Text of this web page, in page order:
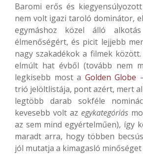
Baromi erős és
nem volt igazi taroló dominátor,
egymáshoz közel álló
élmenőségért, és picit lejjebb
nagy szakadékok a filmek
elmúlt hat évből (tovább nem
legkisebb most a Golden Globe
trió jelöltlistája, pont azért, mert
legtöbb darab sokféle
kevesebb volt az egykategóriás
az sem mind egyértelműen), így
maradt arra, hogy többen
jól mutatja a kimagasló minőséget